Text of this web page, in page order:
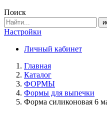
Поиск
Настройки
Личный кабинет
Главная
Каталог
ФОРМЫ
Формы для выпечки
Форма силиконовая 6